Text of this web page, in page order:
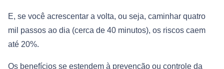
E, se você acrescentar a volta, ou seja, caminhar quatro
mil passos ao dia (cerca de 40 minutos), os riscos caem
até 20%.
Os benefícios se estendem à prevenção ou controle da